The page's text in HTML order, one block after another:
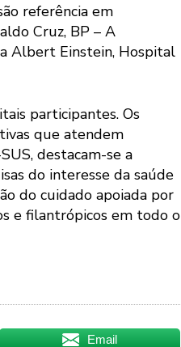
referência em
Cruz, BP – A
Albert Einstein, Hospital
participantes. Os
que atendem
destacam-se a
do interesse da saúde
do cuidado apoiada por
e filantrópicos em todo o
Email